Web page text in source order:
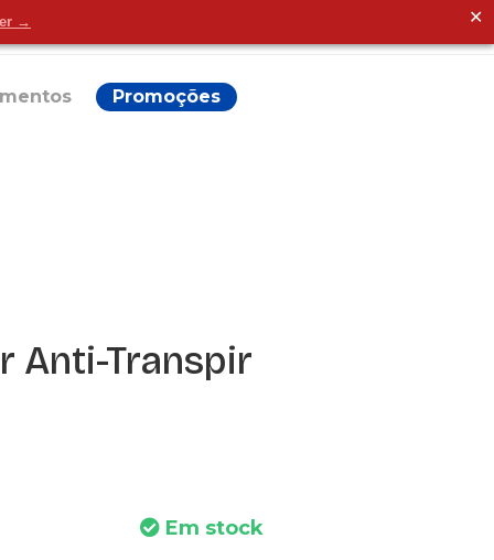
→ ✕
Promoções
Anti-Transpir
Em stock